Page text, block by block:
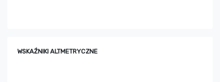
WSKAŹNIKI ALTMETRYCZNE